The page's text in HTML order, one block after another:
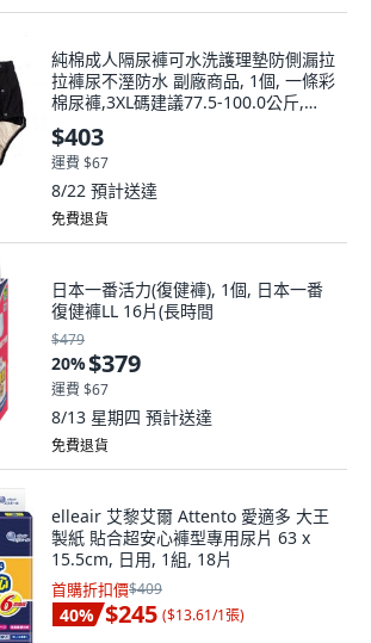
純棉成人隔尿褲可水洗護理墊防側漏拉
拉褲尿不溼防水 副廠商品, 1個, 一條彩
棉尿褲,3XL碼建議77.5-100.0公斤,
3XL, 一條彩棉尿褲
$403
運費 $67
8/22 預計送達
免費退貨
日本一番活力(復健褲), 1個, 日本一番
復健褲LL 16片(長時間
$479
20%$379
運費 $67
8/13 星期四 預計送達
免費退貨
elleair 艾黎艾爾 Attento 愛適多 大王
製紙 貼合超安心褲型專用尿片 63 x
15.5cm, 日用, 1組, 18片
首購折扣價$409
40% $245 ($13.61/1張)